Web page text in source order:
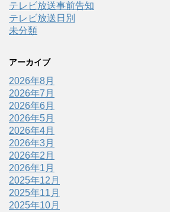
テレビ放送事前告知
テレビ放送日別
未分類
アーカイブ
2026年8月
2026年7月
2026年6月
2026年5月
2026年4月
2026年3月
2026年2月
2026年1月
2025年12月
2025年11月
2025年10月